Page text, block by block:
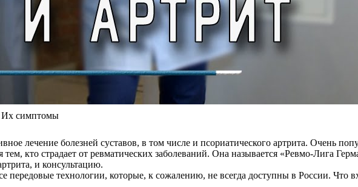
Их симптомы
лечение болезней суставов, в том числе и псориатического артрита. Очень
тем, кто страдает от ревматических заболеваний. Она называется «Ревмо-Лига
и консультацию.
передовые технологии, которые, к сожалению, не всегда доступны в России. Что